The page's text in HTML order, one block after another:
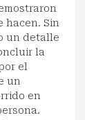
hacen. Sin
un detalle
la
el
un
en